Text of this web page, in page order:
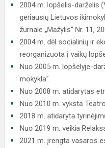
2004 m. lopšelis-darželis
geriausių Lietuvos
žurnale „Mažylis“ Nr. 11,
2004 m. dėl socialinių ir
reorganizuota į vaikų
Nuo 2005 m. lopšelyje-
mokykla“.
Nuo 2008 m. atidarytas
Nuo 2010 m. vyksta
2018 m. atidaryta
Nuo 2019 m. veikia
2021 m. įrengta vasaros